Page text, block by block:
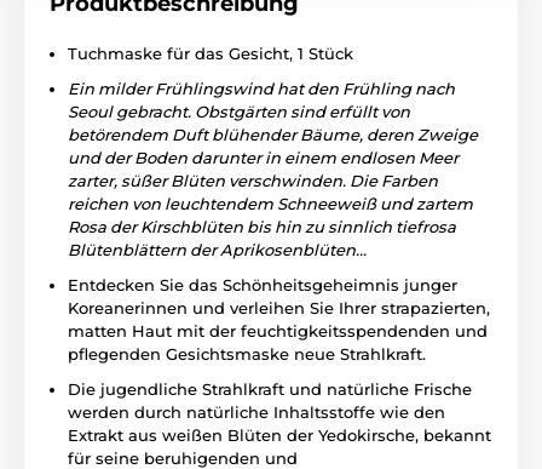
Tuchmaske für das Gesicht, 1 Stück
Ein milder Frühlingswind hat den Frühling nach
Seoul gebracht. Obstgärten sind erfüllt von
betörendem Duft blühender Bäume, deren Zweige
und der Boden darunter in einem endlosen Meer
zarter, süßer Blüten verschwinden. Die Farben
reichen von leuchtendem Schneeweiß und zartem
Rosa der Kirschblüten bis hin zu sinnlich tiefrosa
Blütenblättern der Aprikosenblüten...
Entdecken Sie das Schönheitsgeheimnis junger
Koreanerinnen und verleihen Sie Ihrer strapazierten,
matten Haut mit der feuchtigkeitsspendenden und
pflegenden Gesichtsmaske neue Strahlkraft.
Die jugendliche Strahlkraft und natürliche Frische
werden durch natürliche Inhaltsstoffe wie den
Extrakt aus weißen Blüten der Yedokirsche, bekannt
für seine beruhigenden und